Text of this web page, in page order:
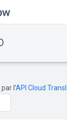
l'API Cloud